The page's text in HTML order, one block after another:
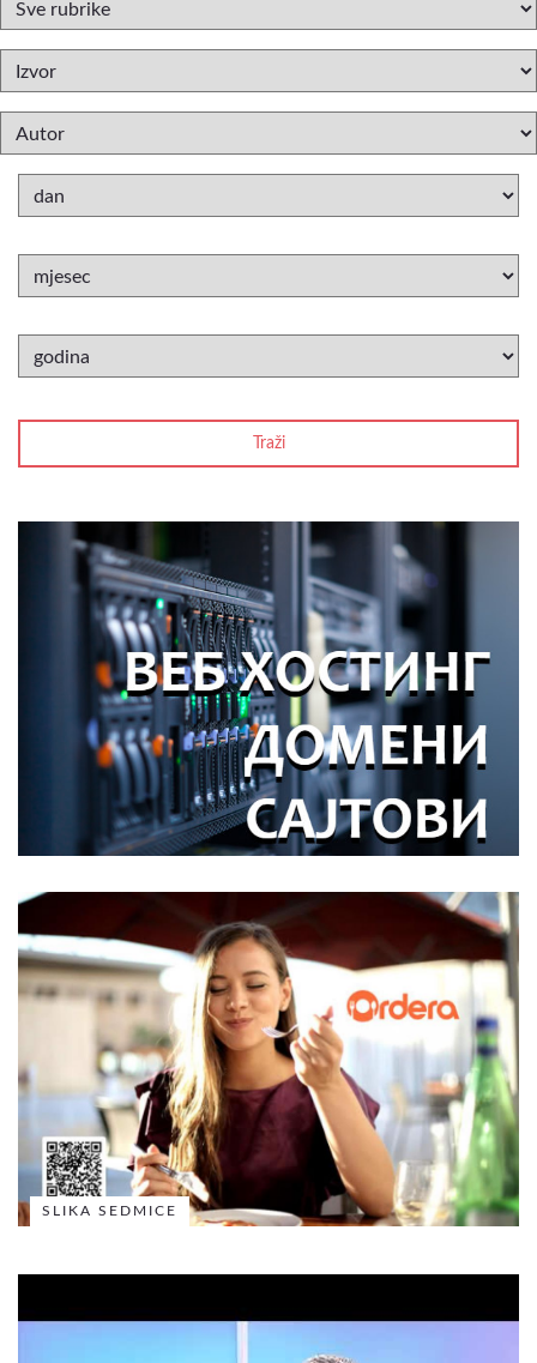
SLIKA SEDMICE